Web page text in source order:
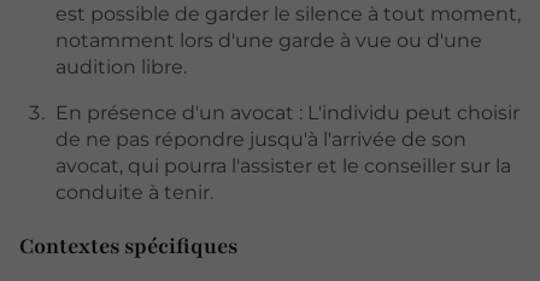
est possible de garder le silence à tout moment,
notamment lors d'une garde à vue ou d'une
audition libre.
En présence d'un avocat : L'individu peut choisir
de ne pas répondre jusqu'à l'arrivée de son
avocat, qui pourra l'assister et le conseiller sur la
conduite à tenir.
Contextes spécifiques